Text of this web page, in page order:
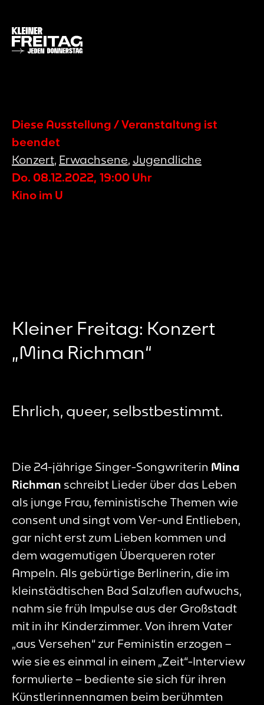
Diese Ausstellung / Veranstaltung ist
beendet
Konzert, Erwachsene, Jugendliche
Do. 08.12.2022, 19:00 Uhr
Kino im U
Kleiner Freitag: Konzert
„Mina Richman“
Ehrlich, queer, selbstbestimmt.
Die 24-jährige Singer-Songwriterin Mina
Richman schreibt Lieder über das Leben
als junge Frau, feministische Themen wie
consent und singt vom Ver-und Entlieben,
gar nicht erst zum Lieben kommen und
dem wagemutigen Überqueren roter
Ampeln. Als gebürtige Berlinerin, die im
kleinstädtischen Bad Salzuflen aufwuchs,
nahm sie früh Impulse aus der Großstadt
mit in ihr Kinderzimmer. Von ihrem Vater
„aus Versehen“ zur Feministin erzogen –
wie sie es einmal in einem „Zeit“-Interview
formulierte – bediente sie sich für ihren
Künstlerinnennamen beim berühmten